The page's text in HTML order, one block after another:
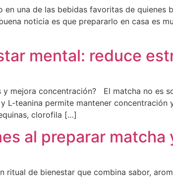
una de las bebidas favoritas de
noticia es que prepararlo en casa es
mental: reduce
y mejora concentración? El matcha no es
L-teanina permite mantener
clorofila […]
al preparar matcha
ritual de bienestar que combina sabor,